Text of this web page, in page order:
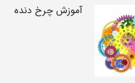
آموزش چرخ دنده